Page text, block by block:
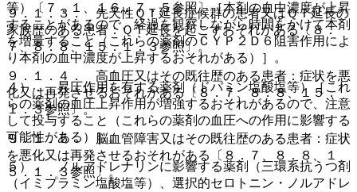
等）〔７．１、１６．７．５参照〕［本剤の血中濃度が上昇
することがあるので、経過を観察しながら時間をかけて本剤
を増量すること（これらの薬剤のＣＹＰ２Ｄ６阻害作用によ
り本剤の血中濃度が上昇するおそれがある）］。
４）． 昇圧作用を有する薬剤（ドパミン塩酸塩等）［これ
らの薬剤の血圧上昇作用が増強するおそれがあるので、注意
して投与すること（これらの薬剤の血圧への作用に影響する
可能性がある）］。
５）． ノルアドレナリンに影響する薬剤（三環系抗うつ剤
（イミプラミン塩酸塩等）、選択的セロトニン・ノルアドレ
９．１．３． 先天性ＱＴ延長症候群の患者又はＱＴ延長の
家族歴のある患者：ＱＴ延長を起こすおそれがある〔８．
７、８．８、１５．１．３参照〕。
９．１．４． 高血圧又はその既往歴のある患者：症状を悪
化又は再発させるおそれがある〔８．７、８．８、１５．
１．３参照〕。
９．１．５． 脳血管障害又はその既往歴のある患者：症状
を悪化又は再発させるおそれがある〔８．７、８．８、１
５．１．３参照〕。